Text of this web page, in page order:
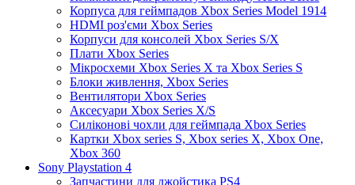
Корпуса для геймпадов Xbox Series Model 1914
HDMI роз'єми Xbox Series
Корпуси для консолей Xbox Series S/X
Плати Xbox Series
Мікросхеми Xbox Series X та Xbox Series S
Блоки живлення, Xbox Series
Вентилятори Xbox Series
Аксесуари Xbox Series X/S
Силіконові чохли для геймпада Xbox Series
Картки Xbox series S, Xbox series X, Xbox One,
Xbox 360
Sony Playstation 4
Запчастини для джойстика PS4